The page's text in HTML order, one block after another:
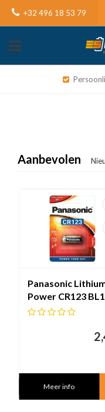
+32 496 18 53 79
Aanbevolen
Panasonic
Power CR123 BL1
Meer info